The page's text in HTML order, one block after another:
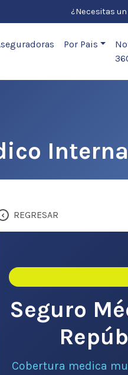
¿Necesitas un
Por Pais
‹ REGRESAR
Seguro
Cobertura medica